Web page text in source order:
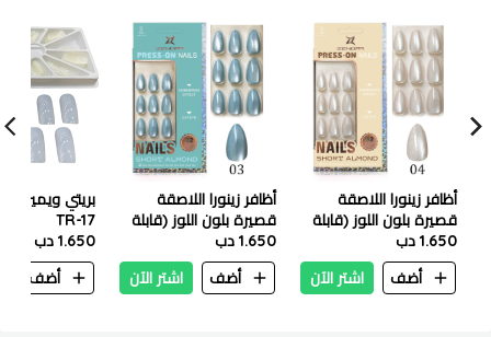
أظافر زينورا اللاصقة
قصيرة بلون اللوز (قابلة
قطعة - 04
1.650 دب
أضف
اشتر الآن
أظافر زينورا اللاصقة
قصيرة بلون اللوز (قابلة
قطعة - 03
1.650 دب
أضف
اشتر الآن
بريتي ويمين
TR-17
1.650 دب
أضف